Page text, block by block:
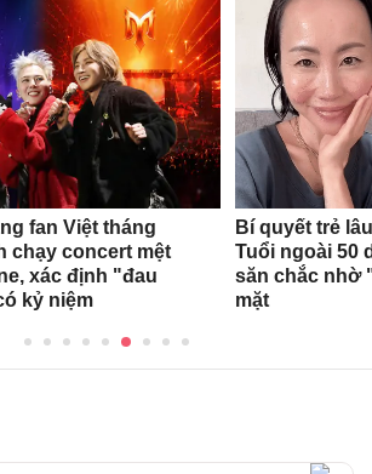
fan Việt tháng
chạy concert mệt
xác định "đau
kỷ niệm
Bí quyết trẻ
Tuổi ngoài 50
săn chắc nhờ
mặt